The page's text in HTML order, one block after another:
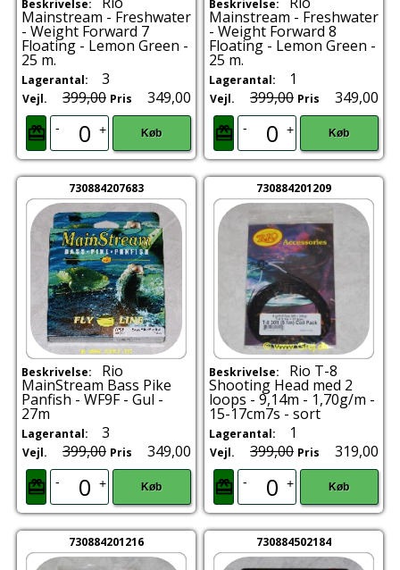
Beskrivelse:
Mainstream - Freshwater
- Weight Forward 7
Floating - Lemon Green -
25 m.
Lagerantal: 3
Vejl. 399,00 Pris 349,00
- + Køb
Beskrivelse:
Mainstream - Freshwater
- Weight Forward 8
Floating - Lemon Green -
25 m.
Lagerantal: 1
Vejl. 399,00 Pris 349,00
- + Køb
730884207683
Beskrivelse: Rio
MainStream Bass Pike
Panfish - WF9F - Gul -
27m
Lagerantal: 3
Vejl. 399,00 Pris 349,00
- + Køb
730884201209
Beskrivelse: Rio T-8
Shooting Head med 2
loops - 9,14m - 1,70g/m -
15-17cm7s - sort
Lagerantal: 1
Vejl. 399,00 Pris 319,00
- + Køb
730884201216 730884502184